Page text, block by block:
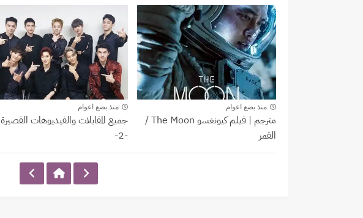
Movie
منذ بضع اعوام
مترجم | فيلم كيونغسو The Moon /
القمر
مؤتمر صحفي
منذ بضع اعوام
جميع المقابلات والفيديوهات القصيرة
-2-